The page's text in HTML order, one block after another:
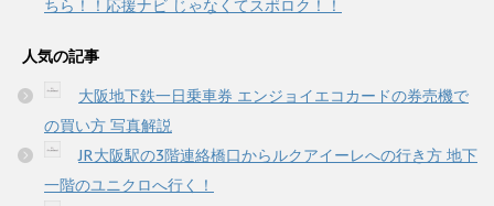
ちら！！応援ナビ じゃなくてスポロク！！
人気の記事
大阪地下鉄一日乗車券 エンジョイエコカードの券売機で
の買い方 写真解説
JR大阪駅の3階連絡橋口からルクアイーレへの行き方 地下
一階のユニクロへ行く！